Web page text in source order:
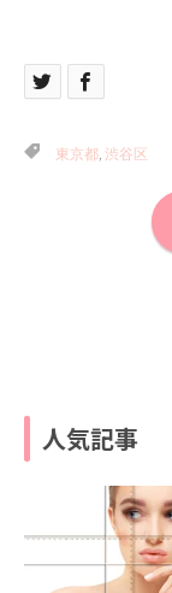
東京都, 渋谷区
人気記事